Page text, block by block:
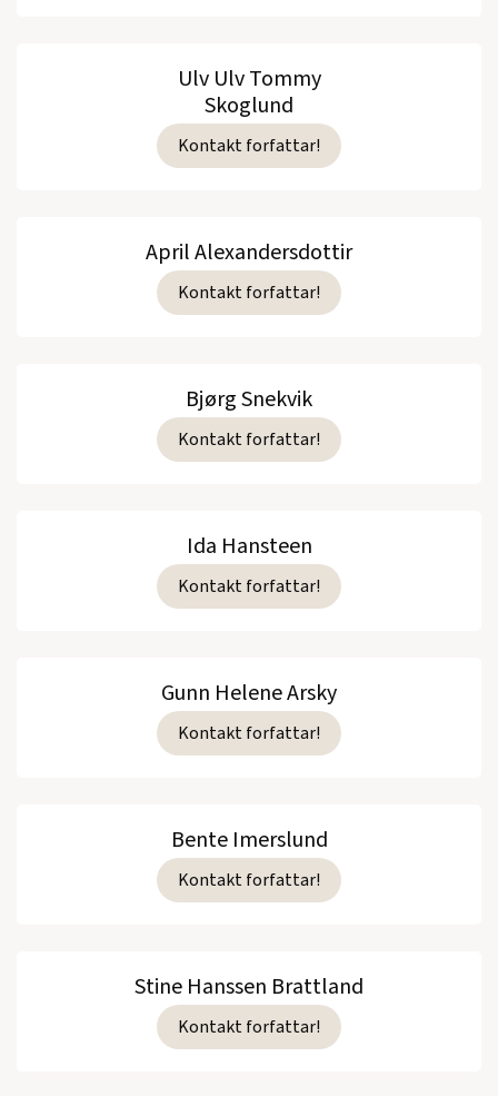
Ulv Ulv Tommy
Skoglund
Kontakt forfattar!
April Alexandersdottir
Kontakt forfattar!
Bjørg Snekvik
Kontakt forfattar!
Ida Hansteen
Kontakt forfattar!
Gunn Helene Arsky
Kontakt forfattar!
Bente Imerslund
Kontakt forfattar!
Stine Hanssen Brattland
Kontakt forfattar!